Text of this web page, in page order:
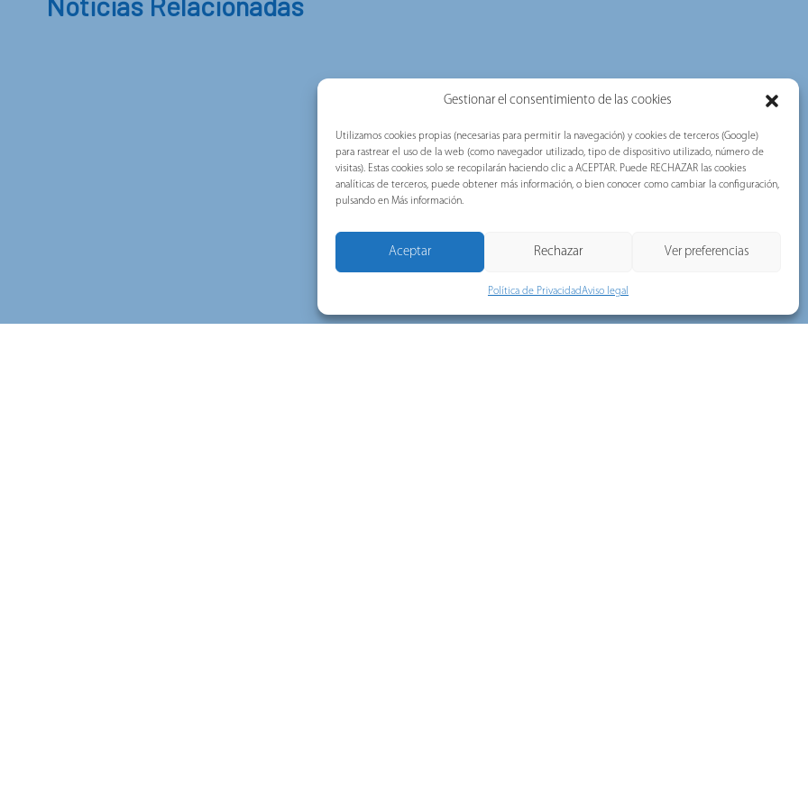
Gestionar el consentimiento de las cookies
Utilizamos cookies propias (necesarias para permitir la navegación) y cookies de terceros (Google)
para rastrear el uso de la web (como navegador utilizado, tipo de dispositivo utilizado, número de
visitas). Estas cookies solo se recopilarán haciendo clic a ACEPTAR. Puede RECHAZAR las cookies
analíticas de terceros, puede obtener más información, o bien conocer como cambiar la configuración,
pulsando en Más información.
Aceptar Rechazar Ver preferencias
Política de PrivacidadAviso legal